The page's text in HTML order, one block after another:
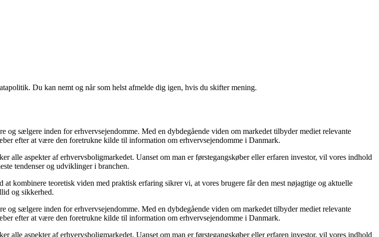
Du kan nemt og når som helst afmelde dig igen, hvis du skifter mening.
sælgere inden for erhvervsejendomme. Med en dybdegående viden om markedet tilbyder mediet relevante
efter at være den foretrukne kilde til information om erhvervsejendomme i Danmark.
alle aspekter af erhvervsboligmarkedet. Uanset om man er førstegangskøber eller erfaren investor, vil vores indhold
tendenser og udviklinger i branchen.
kombinere teoretisk viden med praktisk erfaring sikrer vi, at vores brugere får den mest nøjagtige og aktuelle
og sikkerhed.
sælgere inden for erhvervsejendomme. Med en dybdegående viden om markedet tilbyder mediet relevante
efter at være den foretrukne kilde til information om erhvervsejendomme i Danmark.
alle aspekter af erhvervsboligmarkedet. Uanset om man er førstegangskøber eller erfaren investor, vil vores indhold